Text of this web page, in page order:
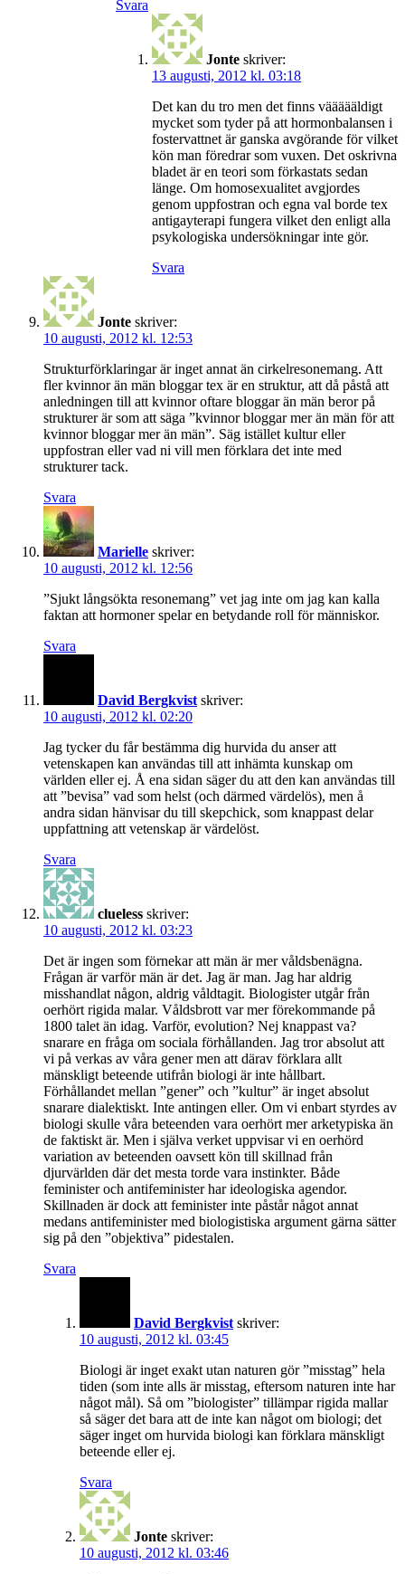
Svara
Jonte skriver:
13 augusti, 2012 kl. 03:18
Det kan du tro men det finns väääääldigt
mycket som tyder på att hormonbalansen i
fostervattnet är ganska avgörande för vilket
kön man föredrar som vuxen. Det oskrivna
bladet är en teori som förkastats sedan
länge. Om homosexualitet avgjordes
genom uppfostran och egna val borde tex
antigayterapi fungera vilket den enligt alla
psykologiska undersökningar inte gör.
Svara
Jonte skriver:
10 augusti, 2012 kl. 12:53
Strukturförklaringar är inget annat än cirkelresonemang. Att
fler kvinnor än män bloggar tex är en struktur, att då påstå att
anledningen till att kvinnor oftare bloggar än män beror på
strukturer är som att säga ”kvinnor bloggar mer än män för att
kvinnor bloggar mer än män”. Säg istället kultur eller
uppfostran eller vad ni vill men förklara det inte med
strukturer tack.
Svara
Marielle skriver:
10 augusti, 2012 kl. 12:56
”Sjukt långsökta resonemang” vet jag inte om jag kan kalla
faktan att hormoner spelar en betydande roll för människor.
Svara
David Bergkvist skriver:
10 augusti, 2012 kl. 02:20
Jag tycker du får bestämma dig hurvida du anser att
vetenskapen kan användas till att inhämta kunskap om
världen eller ej. Å ena sidan säger du att den kan användas till
att ”bevisa” vad som helst (och därmed värdelös), men å
andra sidan hänvisar du till skepchick, som knappast delar
uppfattning att vetenskap är värdelöst.
Svara
clueless skriver:
10 augusti, 2012 kl. 03:23
Det är ingen som förnekar att män är mer våldsbenägna.
Frågan är varför män är det. Jag är man. Jag har aldrig
misshandlat någon, aldrig våldtagit. Biologister utgår från
oerhört rigida malar. Våldsbrott var mer förekommande på
1800 talet än idag. Varför, evolution? Nej knappast va?
snarare en fråga om sociala förhållanden. Jag tror absolut att
vi på verkas av våra gener men att därav förklara allt
mänskligt beteende utifrån biologi är inte hållbart.
Förhållandet mellan ”gener” och ”kultur” är inget absolut
snarare dialektiskt. Inte antingen eller. Om vi enbart styrdes av
biologi skulle våra beteenden vara oerhört mer arketypiska än
de faktiskt är. Men i själva verket uppvisar vi en oerhörd
variation av beteenden oavsett kön till skillnad från
djurvärlden där det mesta torde vara instinkter. Både
feminister och antifeminister har ideologiska agendor.
Skillnaden är dock att feminister inte påstår något annat
medans antifeminister med biologistiska argument gärna sätter
sig på den ”objektiva” pidestalen.
Svara
David Bergkvist skriver:
10 augusti, 2012 kl. 03:45
Biologi är inget exakt utan naturen gör ”misstag” hela
tiden (som inte alls är misstag, eftersom naturen inte har
något mål). Så om ”biologister” tillämpar rigida mallar
så säger det bara att de inte kan något om biologi; det
säger inget om hurvida biologi kan förklara mänskligt
beteende eller ej.
Svara
Jonte skriver:
10 augusti, 2012 kl. 03:46